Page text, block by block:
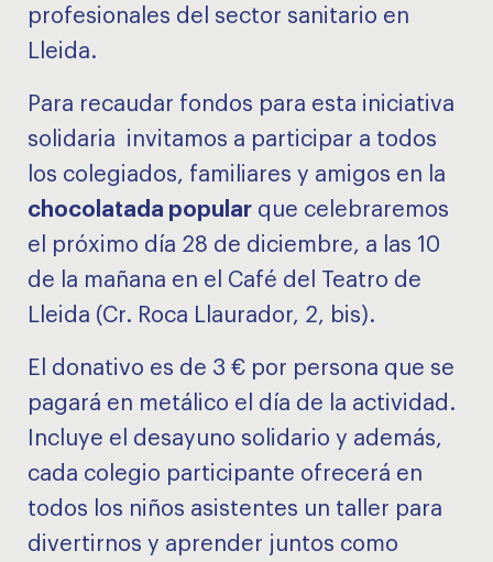
profesionales del sector sanitario en
Lleida.
Para recaudar fondos para esta iniciativa
solidaria invitamos a participar a todos
los colegiados, familiares y amigos en la
chocolatada popular que celebraremos
el próximo día 28 de diciembre, a las 10
de la mañana en el Café del Teatro de
Lleida (Cr. Roca Llaurador, 2, bis).
El donativo es de 3 € por persona que se
pagará en metálico el día de la actividad.
Incluye el desayuno solidario y además,
cada colegio participante ofrecerá en
todos los niños asistentes un taller para
divertirnos y aprender juntos como